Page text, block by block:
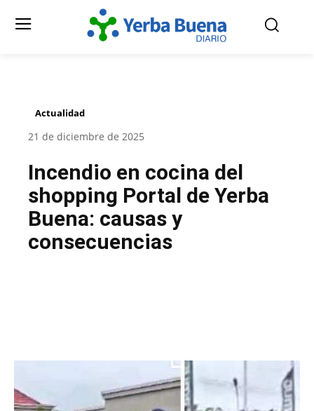
Actualidad
21 de diciembre de 2025
Incendio en cocina del
shopping Portal de Yerba
Buena: causas y
consecuencias